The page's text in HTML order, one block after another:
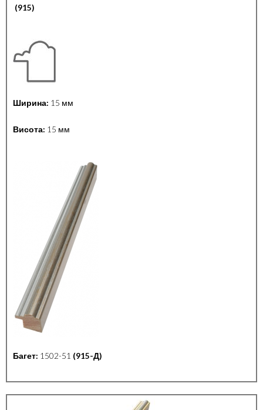
(915)
Ширина: 15 мм
Висота: 15 мм
Багет: 1502-51 (915-Д)